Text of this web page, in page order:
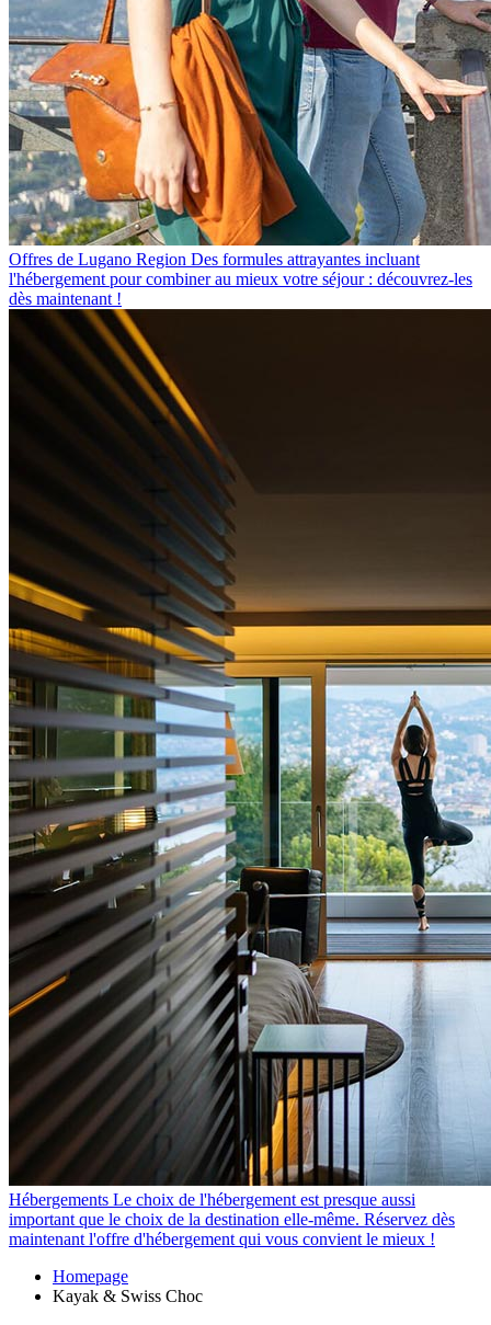
Offres de Lugano Region Des formules attrayantes incluant
l'hébergement pour combiner au mieux votre séjour : découvrez-les
dès maintenant !
Hébergements Le choix de l'hébergement est presque aussi
important que le choix de la destination elle-même. Réservez dès
maintenant l'offre d'hébergement qui vous convient le mieux !
Homepage
Kayak & Swiss Choc